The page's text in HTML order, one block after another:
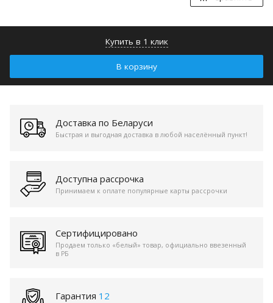
Купить в 1 клик
В корзину
Доставка по Беларуси
Быстрая и выгодная доставка в любой населённый пункт!
Доступна рассрочка
Принимаем к оплате популярные карты рассрочки
Сертифицировано
Продаем только «белый» товар, официально ввезенный
в РБ
Гарантия 12